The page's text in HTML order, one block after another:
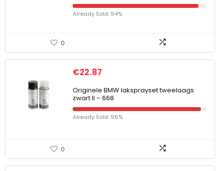
Already Sold: 94%
0
€22.87
Originele BMW laksprayset tweelaags
zwart II – 668
Already Sold: 96%
0